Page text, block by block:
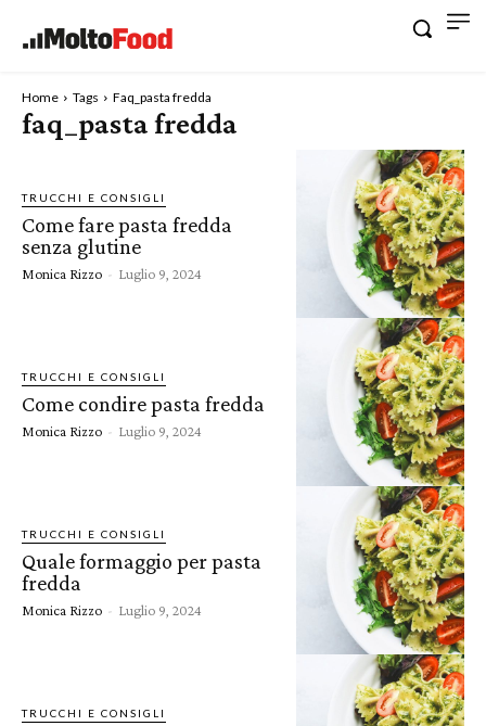
Home Tags Faq_pasta fredda
faq_pasta fredda
TRUCCHI E CONSIGLI
Come fare pasta fredda
senza glutine
Monica Rizzo - Luglio 9, 2024
TRUCCHI E CONSIGLI
Come condire pasta fredda
Monica Rizzo - Luglio 9, 2024
TRUCCHI E CONSIGLI
Quale formaggio per pasta
fredda
Monica Rizzo - Luglio 9, 2024
TRUCCHI E CONSIGLI